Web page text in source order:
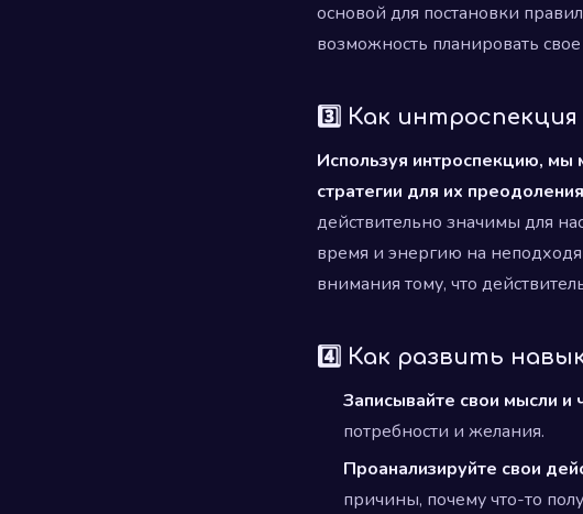
основой для постановки
возможность планировать
3️⃣ Как
Используя интроспекцию,
стратегии для их
действительно значимы для
время и энергию на
внимания тому, что
4️⃣ Как развить
Записывайте свои мысли и
потребности и желания.
Проанализируйте свои
причины, почему что-то